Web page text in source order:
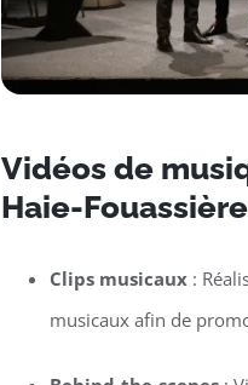
Vidéos de
Haie-Fouassière
Clips musicaux :
musicaux afin de